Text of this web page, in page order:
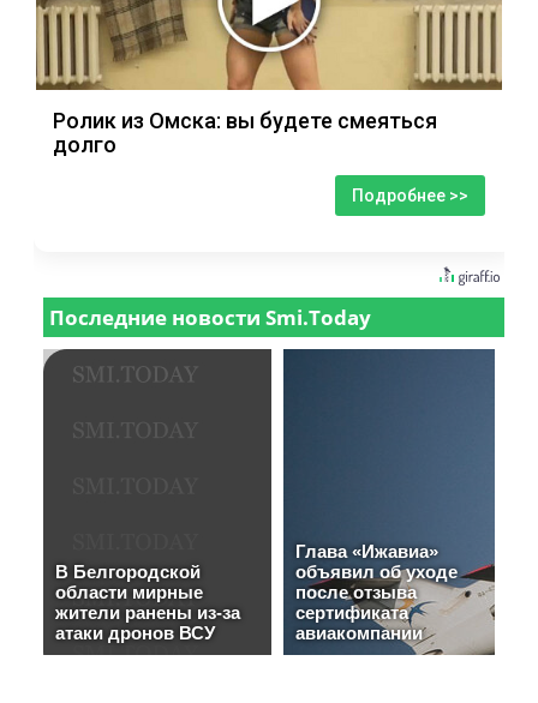
Ролик из Омска: вы будете смеяться
долго
Подробнее >>